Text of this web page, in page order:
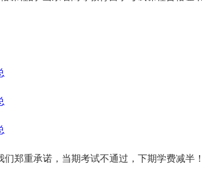
们郑重承诺，当期考试不通过，下期学费减半！